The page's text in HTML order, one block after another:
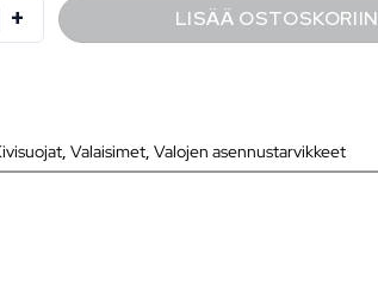
LISÄÄ OSTOSKORIIN
,Valaisimet ,Valojen asennustarvikkeet